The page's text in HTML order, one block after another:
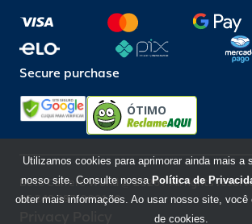
Secure purchase
ÓTIMO
Beto Carrero World @ 2026 / All rights
85.248.987/0001-10
Utilizamos cookies para aprimorar ainda mais a
nosso site. Consulte nossa Política de
obter mais informações. Ao usar nosso site, você
de cookies.